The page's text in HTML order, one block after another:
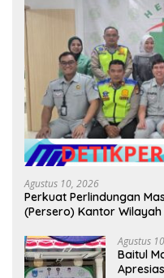
Agustus 10, 2026
Perkuat Perlindungan
(Persero) Kantor
Agustus
Baitul